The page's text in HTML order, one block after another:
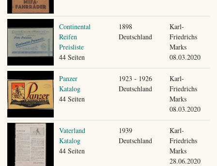
Continental
Reifen
Preisliste
44 Seiten
1898
Deutschland
Karl-
Friedrichs
Marks
08.03.2020
Panzer
Katalog
44 Seiten
1923 - 1926
Deutschland
Karl-
Friedrichs
Marks
08.03.2020
Vaterland
Katalog
44 Seiten
1939
Deutschland
Karl-
Friedrichs
Marks
28.06.2020